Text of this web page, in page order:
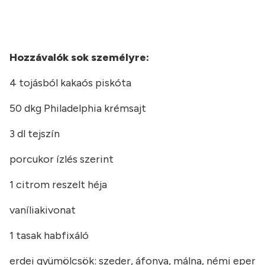
Hozzávalók sok személyre:
4 tojásból kakaós piskóta
50 dkg Philadelphia krémsajt
3 dl tejszín
porcukor ízlés szerint
1 citrom reszelt héja
vaníliakivonat
1 tasak habfixáló
erdei gyümölcsök: szeder, áfonya, málna, némi eper